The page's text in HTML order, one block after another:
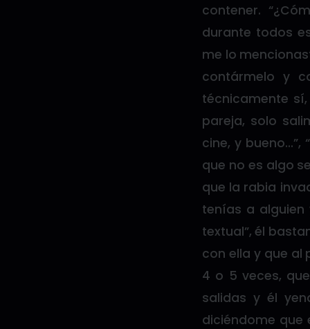
contener.
durante todos
me lo
contármelo y
técnicamente
pareja, solo
cine, y
que no es algo
que la rabia
tenías a
textual”, él
con ella y que al
4 o 5 veces,
salidas y él
diciéndome